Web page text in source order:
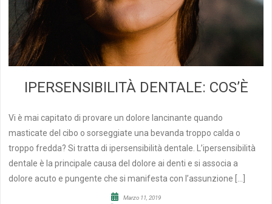
IPERSENSIBILITÀ DENTALE: COS’È
Vi è mai capitato di provare un dolore lancinante quando
masticate del cibo o sorseggiate una bevanda troppo calda o
troppo fredda? Si tratta di ipersensibilità dentale. L’ipersensibilità
dentale è la principale causa del dolore ai denti e si associa a
dolore acuto e pungente che si manifesta con l’assunzione […]
Marzo 11, 2019